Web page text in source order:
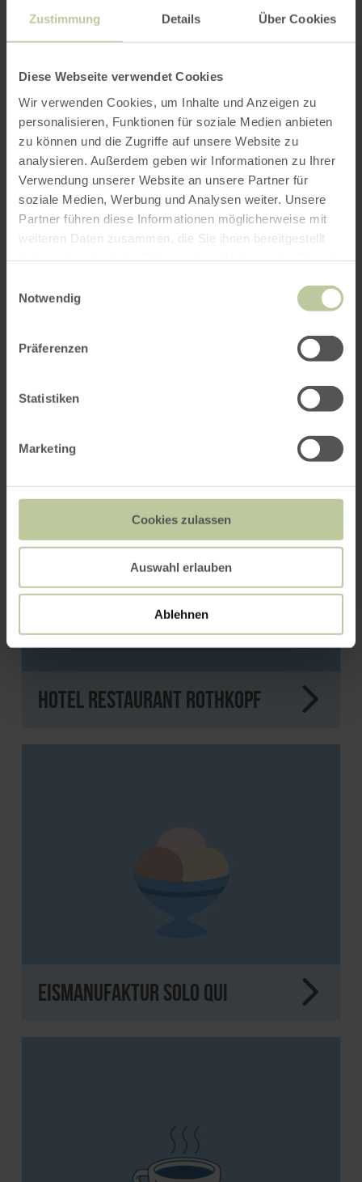
Zustimmung Details Über Cookies
Diese Webseite verwendet Cookies
Wir verwenden Cookies, um Inhalte und Anzeigen zu
personalisieren, Funktionen für soziale Medien anbieten
zu können und die Zugriffe auf unsere Website zu
analysieren. Außerdem geben wir Informationen zu Ihrer
Verwendung unserer Website an unsere Partner für
soziale Medien, Werbung und Analysen weiter. Unsere
Partner führen diese Informationen möglicherweise mit
weiteren Daten zusammen, die Sie ihnen bereitgestellt
Notwendig
Präferenzen
Statistiken
Marketing
Cookies zulassen
Auswahl erlauben
Ablehnen
PLAN YOUR JOURNEY
per Google Maps
Get directions from:
in
Hotel Restaurant Rothkopf
Eismanufaktur Solo Qui